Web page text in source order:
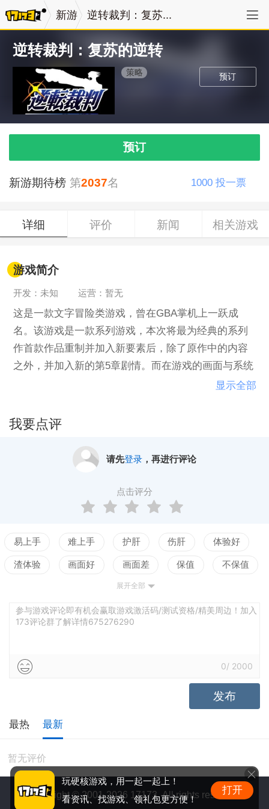
新游 逆转裁判：复苏...
逆转裁判：复苏的逆转
预订
策略
预订
新游期待榜 第2037名 1000 投一票
详细 评价 新闻 相关游戏
游戏简介
开发：未知 运营：暂无
这是一款文字冒险类游戏，曾在GBA掌机上一跃成
名。该游戏是一款系列游戏，本次将最为经典的系列
作首款作品重制并加入新要素后，除了原作中的内容
之外，并加入新的第5章剧情。而在游戏的画面与系统
构成上，也利用了NDS的双屏幕、触控与声控，来进
为侦探部分与法庭部分，在侦探部份中玩家将必须努
件的来龙去脉加以厘清。在法庭部分，则是利用收集
到的各种人证物证，透过诘问的方式来找出相关证词
中的虚假与矛盾，并与控方的检察官进行激烈的唇枪
舌战，让真相得以彰显。
显示全部
我要点评
请先登录，再进行评论
点击评分
易上手 难上手 护肝 伤肝 体验好
渣体验 画面好 画面差 保值 不保值
测试
展开全部
参与游戏评论即有机会赢取游戏激活码/测试资格/精美周边！加入
173评论群了解详情675276290
0/ 2000
发布
最热 最新
暂无评价
Copyright © 2001-2026 17173. All rights reserved.
玩硬核游戏，用一起一起上！
看资讯、找游戏、领礼包更方便！
打开